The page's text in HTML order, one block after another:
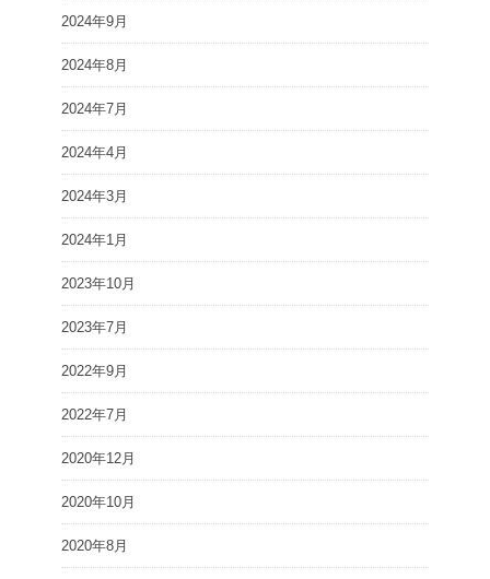
2024年9月
2024年8月
2024年7月
2024年4月
2024年3月
2024年1月
2023年10月
2023年7月
2022年9月
2022年7月
2020年12月
2020年10月
2020年8月